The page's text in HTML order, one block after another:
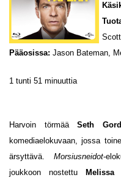
Pääosissa: Jason Bateman,
1 tunti 51 minuuttia
Harvoin törmää Seth
komediaelokuvaan, jossa
ärsyttävä. Morsiusneidot-
joukkoon nostettu
Melissa